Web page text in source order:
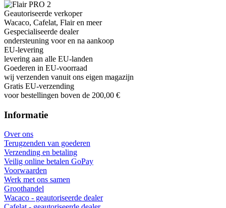
Geautoriseerde verkoper
Wacaco, Cafelat, Flair en meer
Gespecialiseerde dealer
ondersteuning voor en na aankoop
EU-levering
levering aan alle EU-landen
Goederen in EU-voorraad
wij verzenden vanuit ons eigen magazijn
Gratis EU-verzending
voor bestellingen boven de 200,00 €
Informatie
Over ons
Terugzenden van goederen
Verzending en betaling
Veilig online betalen GoPay
Voorwaarden
Werk met ons samen
Groothandel
Wacaco - geautoriseerde dealer